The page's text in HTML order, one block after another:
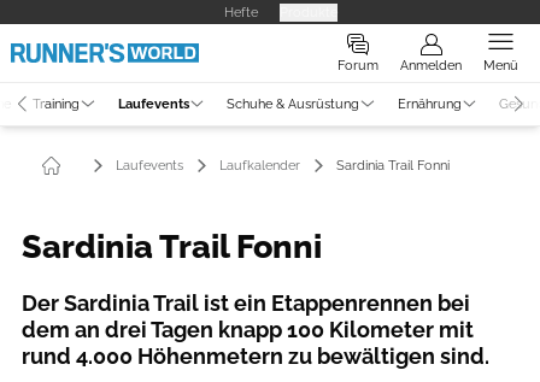
Hefte
Forum Anmelden Menü
Training Laufevents Schuhe & Ausrüstung Ernährung
Laufevents Laufkalender Sardinia Trail Fonni
Sardinia Trail Fonni
Der Sardinia Trail ist ein Etappenrennen bei
dem an drei Tagen knapp 100 Kilometer mit
rund 4.000 Höhenmetern zu bewältigen sind.